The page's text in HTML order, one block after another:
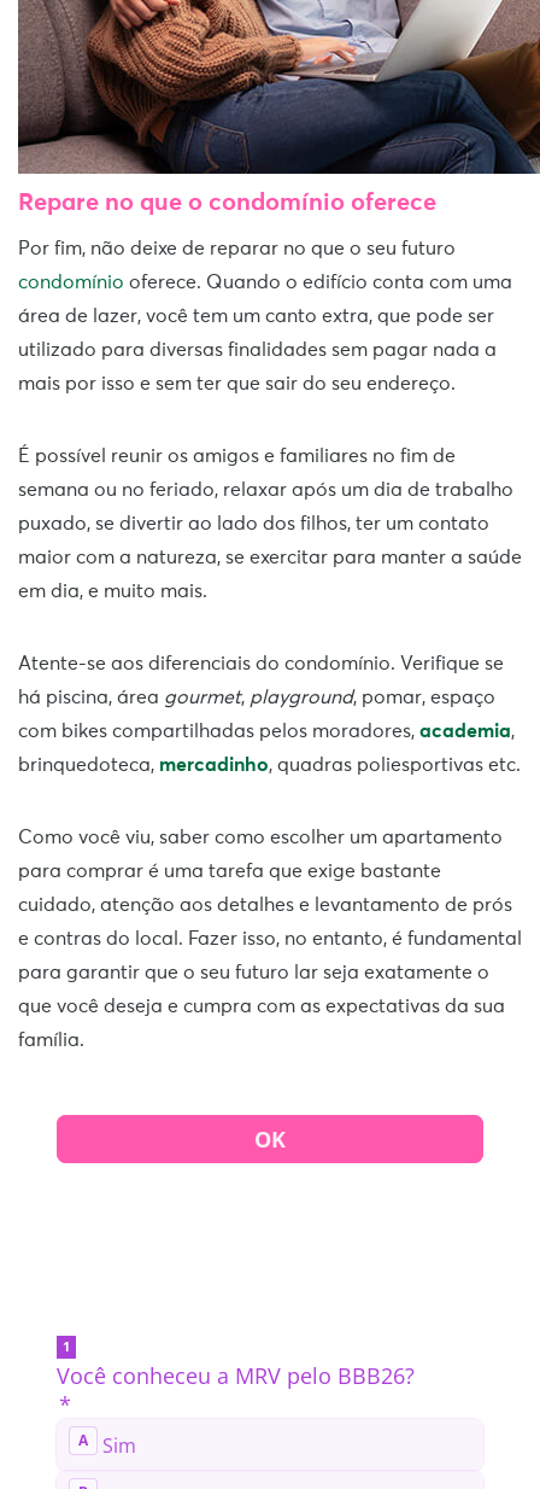
Repare no que o condomínio oferece
Por fim, não deixe de reparar no que o seu futuro
condomínio oferece. Quando o edifício conta com uma
área de lazer, você tem um canto extra, que pode ser
utilizado para diversas finalidades sem pagar nada a
mais por isso e sem ter que sair do seu endereço.
É possível reunir os amigos e familiares no fim de
semana ou no feriado, relaxar após um dia de trabalho
puxado, se divertir ao lado dos filhos, ter um contato
maior com a natureza, se exercitar para manter a saúde
em dia, e muito mais.
Atente-se aos diferenciais do condomínio. Verifique se
há piscina, área gourmet, playground, pomar, espaço
com bikes compartilhadas pelos moradores, academia,
brinquedoteca, mercadinho, quadras poliesportivas etc.
Como você viu, saber como escolher um apartamento
para comprar é uma tarefa que exige bastante
cuidado, atenção aos detalhes e levantamento de prós
e contras do local. Fazer isso, no entanto, é fundamental
para garantir que o seu futuro lar seja exatamente o
que você deseja e cumpra com as expectativas da sua
família.